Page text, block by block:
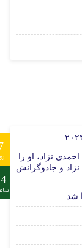
نژاد، او را
و جادوگرانش
شد